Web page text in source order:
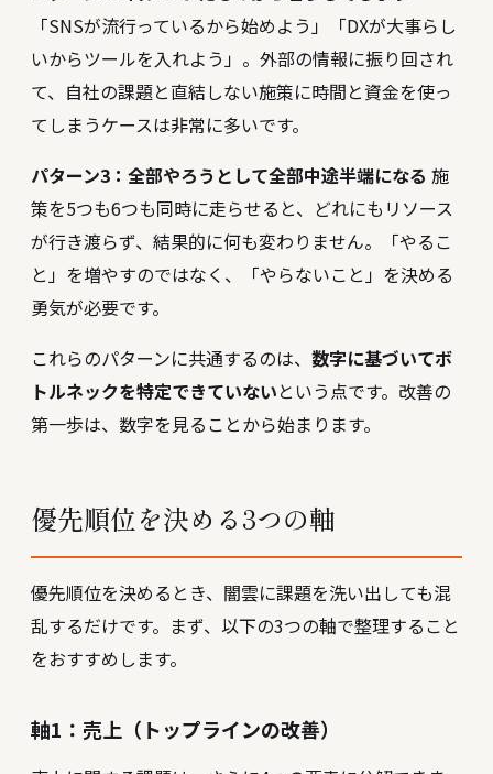
「SNSが流行っているから始めよう」「DXが大事らし
いからツールを入れよう」。外部の情報に振り回され
て、自社の課題と直結しない施策に時間と資金を使っ
てしまうケースは非常に多いです。
パターン3：全部やろうとして全部中途半端になる 施
策を5つも6つも同時に走らせると、どれにもリソース
が行き渡らず、結果的に何も変わりません。「やるこ
と」を増やすのではなく、「やらないこと」を決める
勇気が必要です。
これらのパターンに共通するのは、 数字に基づいてボ
トルネックを特定できていないという点です。改善の
第一歩は、数字を見ることから始まります。
優先順位を決める3つの軸
優先順位を決めるとき、闇雲に課題を洗い出しても混
乱するだけです。まず、以下の3つの軸で整理すること
をおすすめします。
軸1：売上（トップラインの改善）